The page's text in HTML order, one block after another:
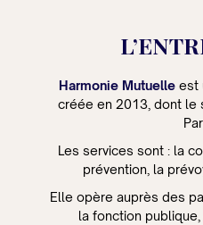
Harmonie Mutuelle est
créée en 2013, dont le
Les services sont : la
prévention, la
Elle opère auprès des
la fonction